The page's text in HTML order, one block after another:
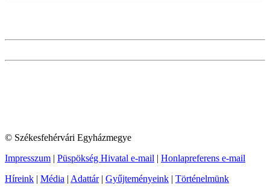
© Székesfehérvári Egyházmegye
Impresszum | Püspökség Hivatal e-mail | Honlapreferens e-mail
Híreink | Média | Adattár| Gyűjteményeink | Történelmünk